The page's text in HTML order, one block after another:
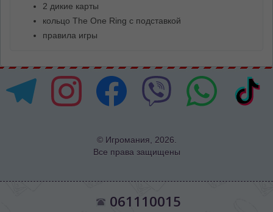
2 дикие карты
кольцо The One Ring с подставкой
правила игры
© Игромания, 2026.
Все права защищены
061110015